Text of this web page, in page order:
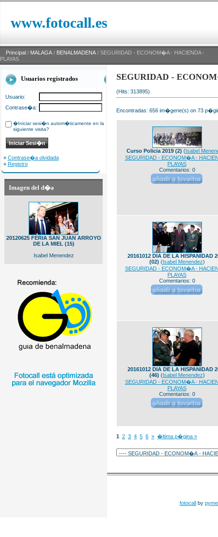
www.fotocall.es
Principal / MALAGA / BENALMADENA / SEGURIDAD - ECONOM�A - HACIENDA -
PLAYAS
Usuarios registrados
Usuario:
Contrase�a:
�Iniciar sesi�n autom�ticamente en la
siguiente visita?
» Contrase�a olvidada
» Registro
Imagen del d�a
20120625 FERIA SAN JUAN ARROYO
DE LA MIEL (15)
Isabel Menendez
SEGURIDAD -
(Hits: 313895)
Encontradas: 656 im�gene(s) on 73
Curso Policia 2019 (2) (Isabel
SEGURIDAD - ECONOM�A -
PLAYAS
Comentarios: 0
20161012 DIA DE LA HISPANIDAD
(02) (Isabel Menendez)
SEGURIDAD - ECONOM�A -
PLAYAS
Comentarios: 0
20161012 DIA DE LA HISPANIDAD
(46) (Isabel Menendez)
SEGURIDAD - ECONOM�A -
PLAYAS
Comentarios: 0
1 2 3 4 5 6 » �ltima p�gina »
fotocall by